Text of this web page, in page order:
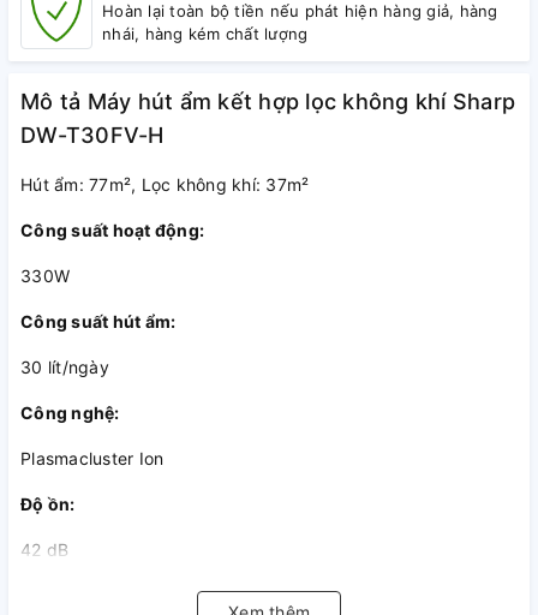
Hoàn lại toàn bộ tiền nếu phát hiện hàng giả, hàng
nhái, hàng kém chất lượng
Mô tả Máy hút ẩm kết hợp lọc không khí Sharp
DW-T30FV-H
Hút ẩm: 77m², Lọc không khí: 37m²
Công suất hoạt động:
330W
Công suất hút ẩm:
30 lít/ngày
Công nghệ:
Plasmacluster Ion
Độ ồn:
42 dB